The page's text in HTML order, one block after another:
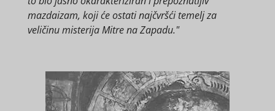
mazdaizam, koji će ostati najčvršći temelj za
veličinu misterija Mitre na Zapadu."